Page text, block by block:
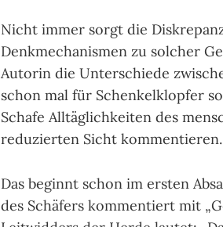
Nicht immer sorgt die
Denk­mecha­nismen zu sol­cher
Auto­rin die Unter­schie­de
schon mal für Schen­kel­klop­fer
Schafe All­täg­lich­kei­ten des
redu­zier­ten Sicht kom­men­tie­ren.
Das beginnt schon im ersten
des Schä­fers kom­men­tiert mit